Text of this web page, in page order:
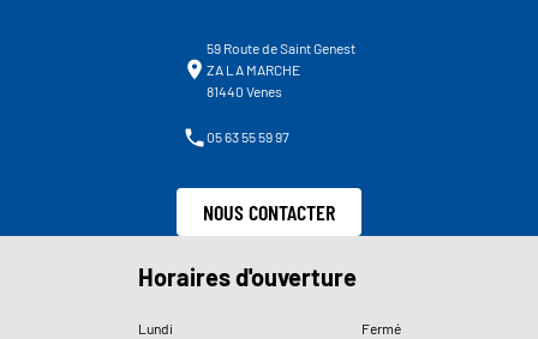
59 Route de Saint Genest
ZA LA MARCHE
81440 Venes
05 63 55 59 97
NOUS CONTACTER
Horaires d'ouverture
Lundi
Fermé